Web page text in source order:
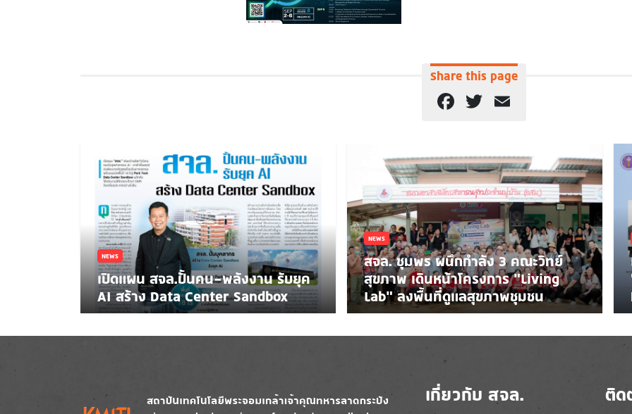
Share this page
Facebook
Twitter
NEWS
เปิดแผน สจล.ปั้นคน-พลังงาน รับยุค
AI สร้าง Data Center Sandbox
NEWS
สจล. ชุมพร ผนึกกำลัง 3 คณะวิทย์
สุขภาพ เดินหน้าโครงการ “Living
Lab” ลงพื้นที่ดูแลสุขภาพชุมชน
Image Image เกี่ยวกับ สจล. ติด